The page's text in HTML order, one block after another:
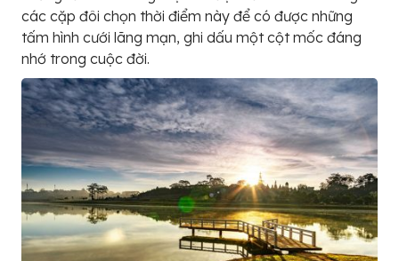
các cặp đôi chọn thời điểm này để có được những
tấm hình cưới lãng mạn, ghi dấu một cột mốc đáng
nhớ trong cuộc đời.